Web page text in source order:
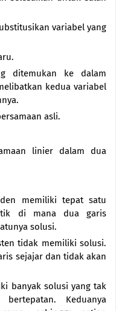
variabel yang
ditemukan ke dalam
kedua variabel
asli.
linier dalam dua
memiliki tepat satu
di mana dua garis
solusi.
tidak memiliki solusi.
sejajar dan tidak akan
banyak solusi yang tak
bertepatan. Keduanya